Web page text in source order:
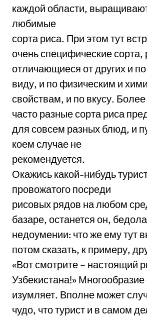
каждой области,
любимые
сорта риса. При этом тут
очень специфические сорта,
отличающиеся от других и
виду, и по физическим и
свойствам, и по вкусу. Более
часто разные сорта риса
для совсем разных блюд, и
коем случае не
рекомендуется.
Окажись какой-нибудь
провожатого посреди
рисовых рядов на любом
базаре, останется он,
недоумении: что же ему тут
потом сказать, к примеру,
«Вот смотрите – настоящий
Узбекистана!»
изумляет. Вполне может
чудо, что турист и в самом